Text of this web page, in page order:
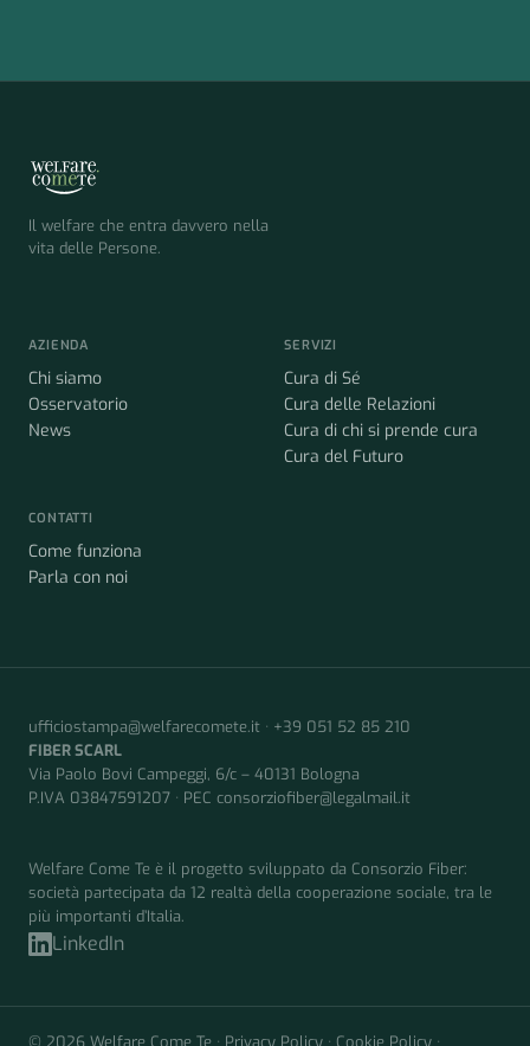
Il welfare che entra davvero nella
vita delle Persone.
AZIENDA
Chi siamo
Osservatorio
News
SERVIZI
Cura di Sé
Cura delle Relazioni
Cura di chi si prende cura
Cura del Futuro
CONTATTI
Come funziona
Parla con noi
ufficiostampa@welfarecomete.it · +39 051 52 85 210
FIBER SCARL
Via Paolo Bovi Campeggi, 6/c – 40131 Bologna
P.IVA 03847591207 · PEC consorziofiber@legalmail.it
Welfare Come Te è il progetto sviluppato da Consorzio Fiber:
società partecipata da 12 realtà della cooperazione sociale, tra le
più importanti d’Italia.
LinkedIn
© 2026 Welfare Come Te · Privacy Policy · Cookie Policy ·